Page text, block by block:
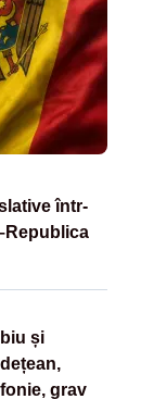
într-
și
grav